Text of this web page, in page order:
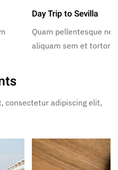
Day Trip to Sevilla
Quam pellentesque
aliquam sem et tortor.
consectetur adipiscing elit,